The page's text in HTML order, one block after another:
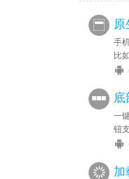
手
比
一
钮